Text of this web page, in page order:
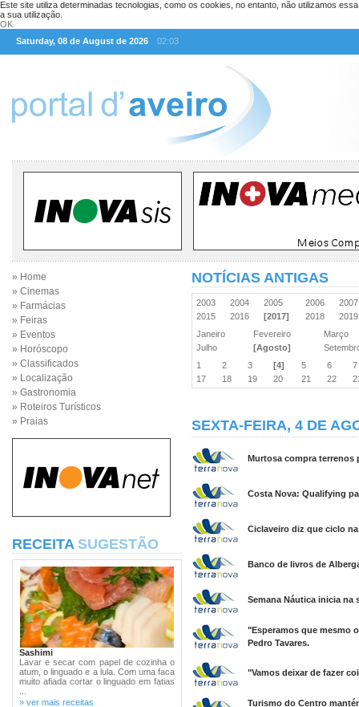
Este site utiliza determinadas tecnologias, como os cookies, no entanto, não utilizamos
a sua utilização.
OK
Saturday, 08 de August de 2026
02:03
» Home
» Cinemas
» Farmácias
» Feiras
» Eventos
» Horóscopo
» Classificados
» Localização
» Gastronomia
» Roteiros Turísticos
» Praias
RECEITA SUGESTÃO
Sashimi
Lavar e secar com papel de cozinha o
atum, o linguado e a lula. Com uma faca
muito afiada cortar o linguado em fatias
» ver mais receitas
NOTÍCIAS ANTIGAS
2003 2004 2005 2006
2015
2016 [2017] 2018
Janeiro
Fevereiro
Março
Julho
[Agosto]
1
2 3 [4] 5 6
17
18 19 20 21 22
SEXTA-FEIRA, 4 DE
Murtosa compra terrenos
Costa Nova: Qualifying
Ciclaveiro diz que ciclo
Banco de livros de
Semana Náutica inicia na
"Esperamos que mesmo
Pedro Tavares.
"Vamos deixar de fazer
Turismo do Centro